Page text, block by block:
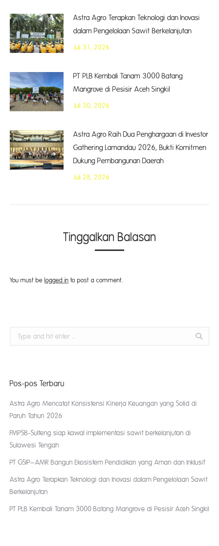
Astra Agro Terapkan Teknologi dan Inovasi
dalam Pengelolaan Sawit Berkelanjutan
Juli 31, 2026
PT PLB Kembali Tanam 3000 Batang
Mangrove di Pesisir Aceh Singkil
Juli 30, 2026
Astra Agro Raih Dua Penghargaan di Investor
Gathering Lamandau 2026, Bukti Komitmen
Dukung Pembangunan Daerah
Juli 28, 2026
Tinggalkan Balasan
You must be logged in to post a comment.
Search:
Pos-pos Terbaru
Astra Agro Mencatat Konsistensi Kinerja Keuangan yang Solid di
Paruh Tahun 2026
FMPSB-Sulteng siap kawal implementasi sawit berkelanjutan di
Sulawesi Tengah
PT GSIP–AMR Bangun Ekosistem Pendidikan yang Aman dan Inklusif
Astra Agro Terapkan Teknologi dan Inovasi dalam Pengelolaan Sawit
Berkelanjutan
PT PLB Kembali Tanam 3000 Batang Mangrove di Pesisir Aceh Singkil